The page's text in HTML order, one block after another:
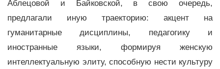
Аблецовой и Байковской, в свою очередь,
предлагали иную траекторию: акцент на
гуманитарные дисциплины, педагогику и
иностранные языки, формируя женскую
интеллектуальную элиту, способную нести культуру